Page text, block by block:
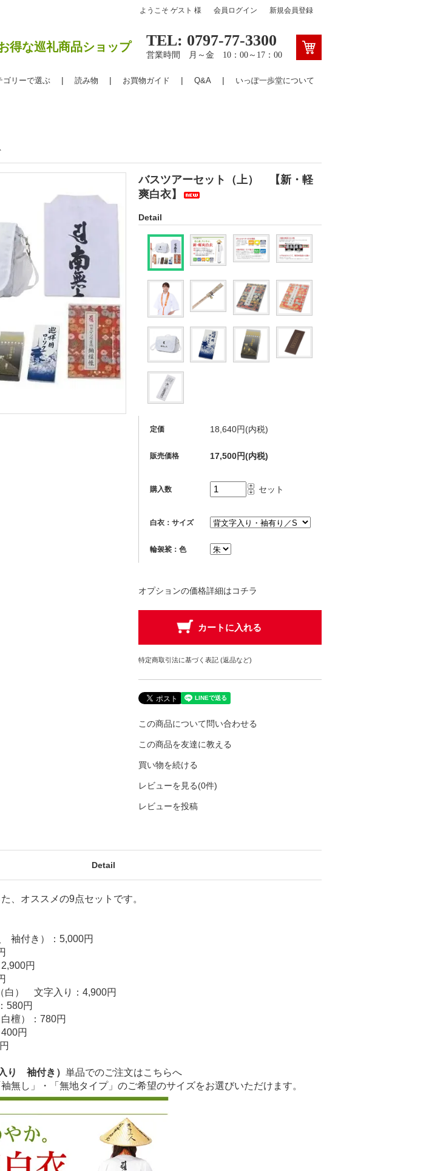
ようこそ ゲスト 様 会員ログイン 新規会員登録
得な巡礼商品ショップ TEL: 0797-77-3300
営業時間 月～金 10：00～17：00
ゴリーで選ぶ 読み物 お買物ガイド Q&A いっぽ一歩堂について
バスツアーセット（上） 【新・軽
爽白衣】
Detail
定価 18,640円(内税)
販売価格 17,500円(内税)
購入数 セット
白衣：サイズ
輪袈裟：色
オプションの価格詳細はコチラ
特定商取引法に基づく表記 (返品など)
この商品について問い合わせる
この商品を友達に教える
買い物を続ける
レビューを見る(0件)
レビューを投稿
Detail
、オススメの9点セットです。
袖付き）：5,000円
）：2,900円
白） 文字入り：4,900円
580円
檀）：780円
400円
り 袖付き） 単品でのご注文はこちらへ
無し」・「無地タイプ」のご希望のサイズをお選びいただけます。